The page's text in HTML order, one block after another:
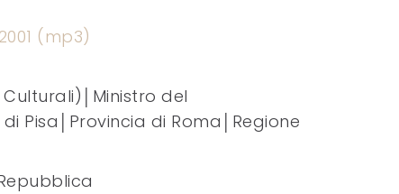
(mp3)
del
Pisa│Provincia di Roma│Regione